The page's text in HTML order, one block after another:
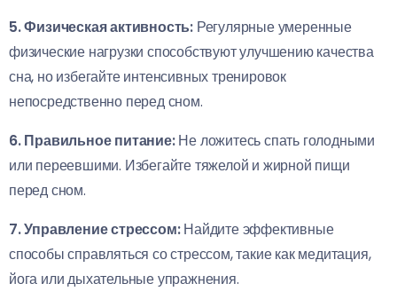
5. Физическая активность: Регулярные умеренные
физические нагрузки способствуют улучшению качества
сна, но избегайте интенсивных тренировок
непосредственно перед сном.
6. Правильное питание:Не ложитесь спать голодными
или переевшими. Избегайте тяжелой и жирной пищи
перед сном.
7. Управление стрессом:Найдите эффективные
способы справляться со стрессом, такие как медитация,
йога или дыхательные упражнения.